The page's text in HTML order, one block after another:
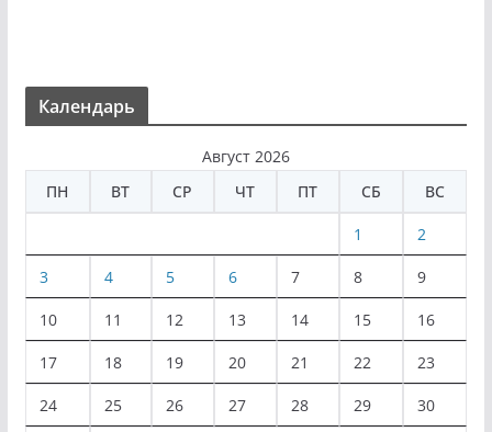
Календарь
Август 2026
ПН
ВТ СР ЧТ ПТ СБ ВС
1 2
3 4 5 6 7 8 9
10 11 12 13 14 15 16
17 18 19 20 21 22 23
24 25 26 27 28 29 30